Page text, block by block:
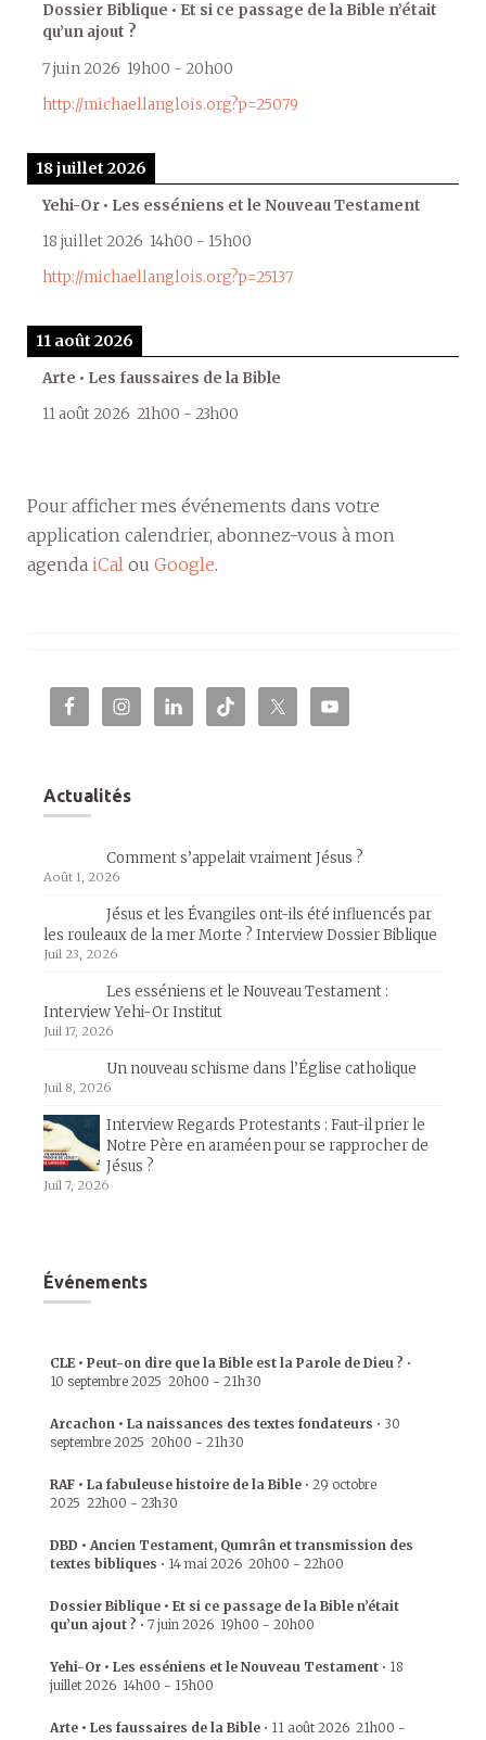
Dossier Biblique • Et si ce passage de la Bible n’était
qu’un ajout ?
7 juin 2026 19h00 - 20h00
http://michaellanglois.org?p=25079
18 juillet 2026
Yehi-Or • Les esséniens et le Nouveau Testament
18 juillet 2026 14h00 - 15h00
http://michaellanglois.org?p=25137
11 août 2026
Arte • Les faussaires de la Bible
11 août 2026 21h00 - 23h00
Pour afficher mes événements dans votre
application calendrier, abonnez-vous à mon
agenda iCal ou Google.
Actualités
Comment s’appelait vraiment Jésus ?
Août 1, 2026
Jésus et les Évangiles ont-ils été influencés par
les rouleaux de la mer Morte ? Interview Dossier Biblique
Juil 23, 2026
Les esséniens et le Nouveau Testament :
Interview Yehi-Or Institut
Juil 17, 2026
Un nouveau schisme dans l’Église catholique
Juil 8, 2026
Interview Regards Protestants : Faut-il prier le
Notre Père en araméen pour se rapprocher de
Jésus ?
Juil 7, 2026
Événements
CLE • Peut-on dire que la Bible est la Parole de Dieu ? •
10 septembre 2025 20h00 - 21h30
Arcachon • La naissances des textes fondateurs • 30
septembre 2025 20h00 - 21h30
RAF • La fabuleuse histoire de la Bible • 29 octobre
2025 22h00 - 23h30
DBD • Ancien Testament, Qumrân et transmission des
textes bibliques • 14 mai 2026 20h00 - 22h00
Dossier Biblique • Et si ce passage de la Bible n’était
qu’un ajout ? • 7 juin 2026 19h00 - 20h00
Yehi-Or • Les esséniens et le Nouveau Testament • 18
juillet 2026 14h00 - 15h00
Arte • Les faussaires de la Bible • 11 août 2026 21h00 -